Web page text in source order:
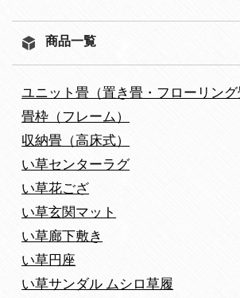
商品一覧
ユニット畳（置き畳・フローリング
畳枠（フレーム）
収納畳（高床式）
い草センターラグ
い草花ござ
い草玄関マット
い草廊下敷き
い草円座
い草サンダル ムシロ草履